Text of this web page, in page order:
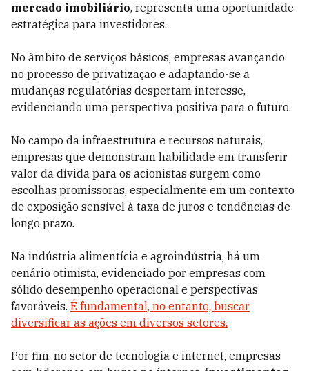
mercado imobiliário, representa uma oportunidade
estratégica para investidores.
No âmbito de serviços básicos, empresas avançando
no processo de privatização e adaptando-se a
mudanças regulatórias despertam interesse,
evidenciando uma perspectiva positiva para o futuro.
No campo da infraestrutura e recursos naturais,
empresas que demonstram habilidade em transferir
valor da dívida para os acionistas surgem como
escolhas promissoras, especialmente em um contexto
de exposição sensível à taxa de juros e tendências de
longo prazo.
Na indústria alimentícia e agroindústria, há um
cenário otimista, evidenciado por empresas com
sólido desempenho operacional e perspectivas
favoráveis. É fundamental, no entanto, buscar
diversificar as ações em diversos setores.
Por fim, no setor de tecnologia e internet, empresas